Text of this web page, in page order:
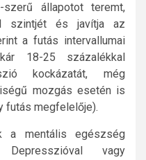
szerű állapotot teremt,
szintjét és javítja az
a futás intervallumai
18-25 százalékkal
kockázatát, még
mozgás esetén is
futás megfelelője).
mentális egészség
Depresszióval vagy